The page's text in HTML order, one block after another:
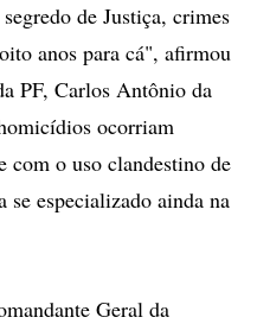
de Justiça, crimes
anos para cá", afirmou
PF, Carlos Antônio da
ocorriam
com o uso clandestino de
especializado ainda na
Geral da